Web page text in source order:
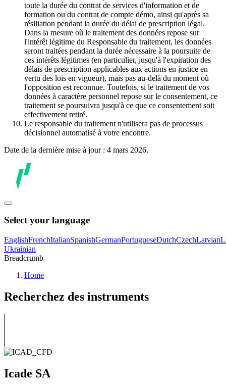
toute la durée du contrat de services d'information et de
formation ou du contrat de compte démo, ainsi qu'après sa
résiliation pendant la durée du délai de prescription légal.
Dans la mesure où le traitement des données repose sur
l'intérêt légitime du Responsable du traitement, les données
seront traitées pendant la durée nécessaire à la poursuite de
ces intérêts légitimes (en particulier, jusqu'à l'expiration des
délais de prescription applicables aux actions en justice en
vertu des lois en vigueur), mais pas au-delà du moment où
l'opposition est reconnue. Toutefois, si le traitement de vos
données à caractère personnel repose sur le consentement, ce
traitement se poursuivra jusqu'à ce que ce consentement soit
effectivement retiré.
Le responsable du traitement n'utilisera pas de processus
décisionnel automatisé à votre encontre.
Date de la dernière mise à jour : 4 mars 2026.
Select your language
EnglishFrenchItalianSpanishGermanPortugueseDutchCzechLatvian
Ukrainian
Breadcrumb
Home
Recherchez des instruments
Icade SA